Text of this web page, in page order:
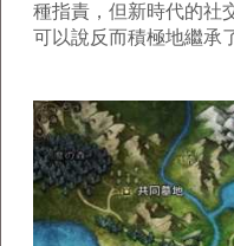
種指責，但新時代的社
可以說反而積極地繼承